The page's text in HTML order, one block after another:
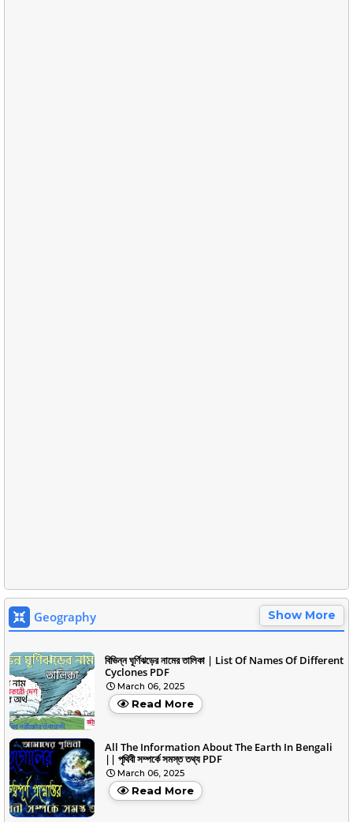
Geography Show More
বিভিন্ন ঘূর্ণিঝড়ের নামের তালিকা | List Of Names Of Different
Cyclones PDF
March 06, 2025
Read More
All The Information About The Earth In Bengali
|| পৃথিবী সম্পর্কে সমস্ত তথ্য PDF
March 06, 2025
Read More